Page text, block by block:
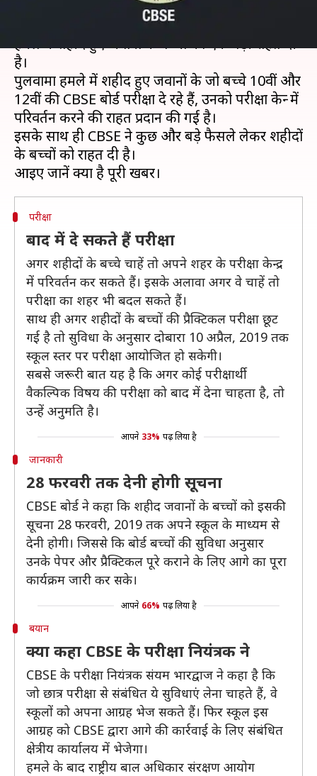
केन्द्रीय माध्यमिक शिक्षा बोर्ड (CBSE) ने पुलवामा आतंकी
हमले में शहीद हुए जवानों के बच्चों को एक बड़ी राहत दी
है।
पुलवामा हमले में शहीद हुए जवानों के जो बच्चे 10वीं और
12वीं की CBSE बोर्ड परीक्षा दे रहे हैं, उनको परीक्षा केन्द्र में
परिवर्तन करने की राहत प्रदान की गई है।
इसके साथ ही CBSE ने कुछ और बड़े फैसले लेकर शहीदों
के बच्चों को राहत दी है।
परीक्षा
बाद में दे सकते हैं परीक्षा
अगर शहीदों के बच्चे चाहें तो अपने शहर के परीक्षा केन्द्र
में परिवर्तन कर सकते हैं। इसके अलावा अगर वे चाहें तो
परीक्षा का शहर भी बदल सकते हैं।
साथ ही अगर शहीदों के बच्चों की प्रैक्टिकल परीक्षा छूट
गई है तो सुविधा के अनुसार दोबारा 10 अप्रैल, 2019 तक
स्कूल स्तर पर परीक्षा आयोजित हो सकेगी।
सबसे जरूरी बात यह है कि अगर कोई परीक्षार्थी
वैकल्पिक विषय की परीक्षा को बाद में देना चाहता है, तो
उन्हें अनुमति है।
आपने 33% पढ़ लिया है
जानकारी
28 फरवरी तक देनी होगी सूचना
CBSE बोर्ड ने कहा कि शहीद जवानों के बच्चों को इसकी
सूचना 28 फरवरी, 2019 तक अपने स्कूल के माध्यम से
देनी होगी। जिससे कि बोर्ड बच्चों की सुविधा अनुसार
उनके पेपर और प्रैक्टिकल पूरे कराने के लिए आगे का पूरा
कार्यक्रम जारी कर सके।
आपने 66% पढ़ लिया है
बयान
क्या कहा CBSE के परीक्षा नियंत्रक ने
CBSE के परीक्षा नियंत्रक संयम भारद्वाज ने कहा है कि
जो छात्र परीक्षा से संबंधित ये सुविधाएं लेना चाहते हैं, वे
स्कूलों को अपना आग्रह भेज सकते हैं। फिर स्कूल इस
आग्रह को CBSE द्वारा आगे की कार्रवाई के लिए संबंधित
क्षेत्रीय कार्यालय में भेजेगा।
हमले के बाद राष्ट्रीय बाल अधिकार संरक्षण आयोग